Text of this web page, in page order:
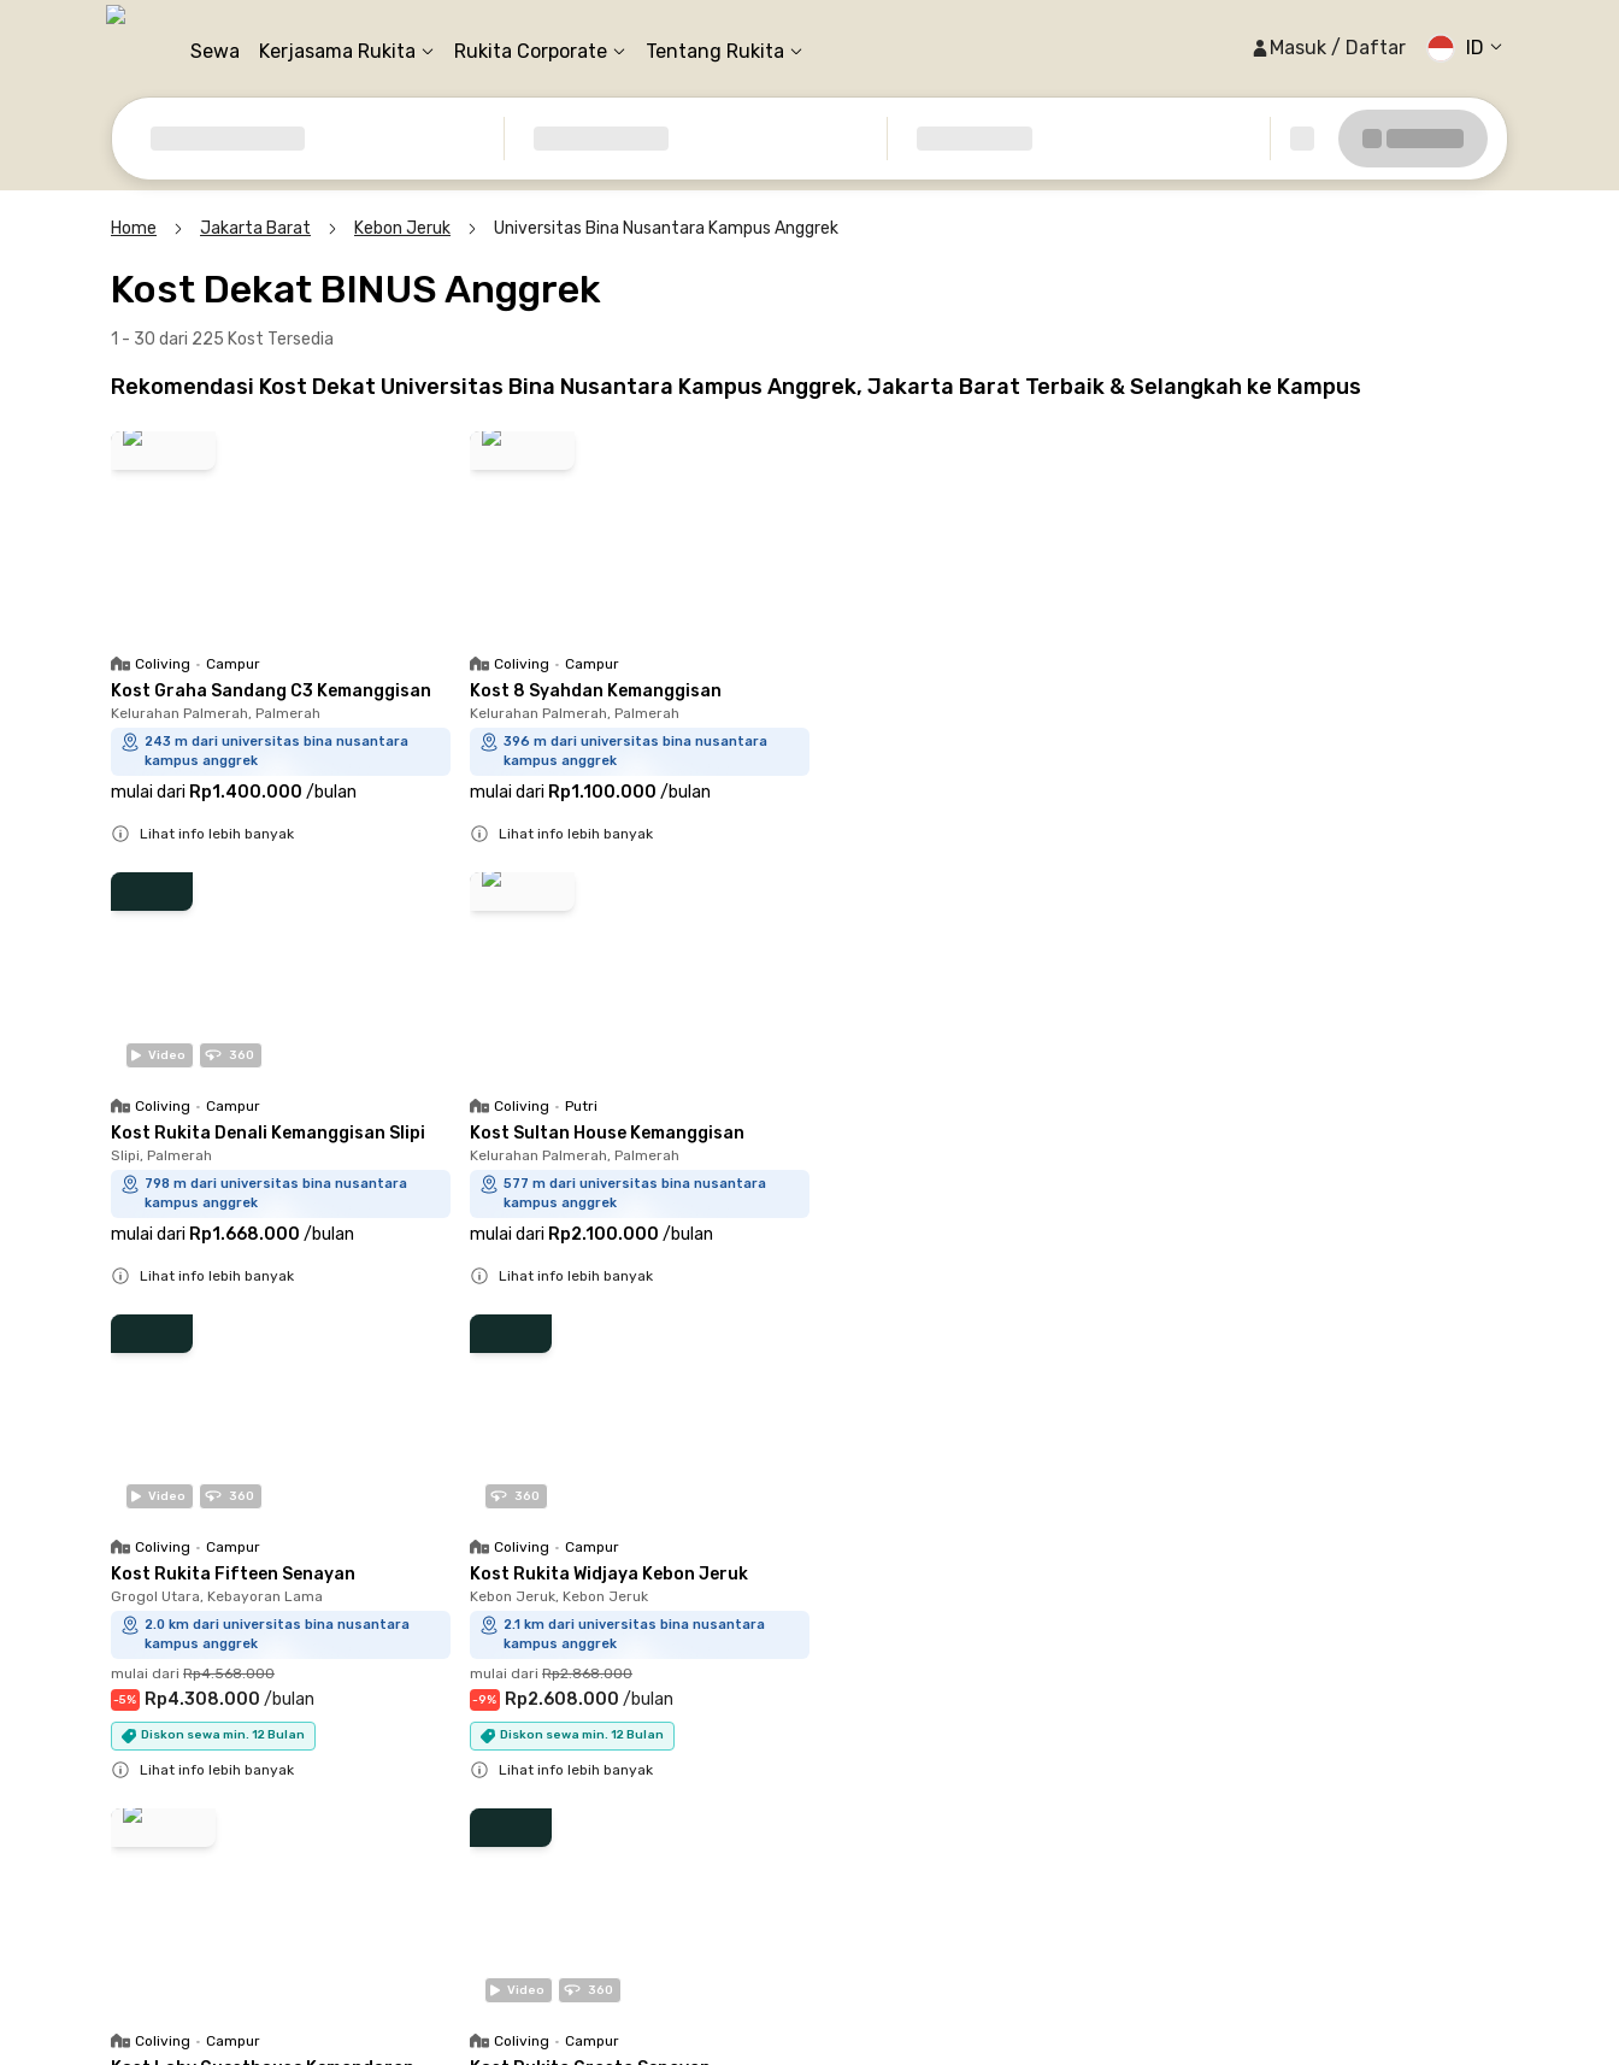
Sewa Kerjasama Rukita Rukita Corporate Tentang Rukita Masuk / Daftar ID
Home Jakarta Barat Kebon Jeruk Universitas Bina Nusantara Kampus Anggrek
Kost Dekat BINUS Anggrek
1 - 30 dari 225 Kost Tersedia
Rekomendasi Kost Dekat Universitas Bina Nusantara Kampus Anggrek, Jakarta Barat Terbaik & Selangkah ke Kampus
Coliving • Campur
Kost Graha Sandang C3 Kemanggisan
Kelurahan Palmerah, Palmerah
243 m dari universitas bina nusantara
kampus anggrek
mulai dari Rp1.400.000 /bulan
Lihat info lebih banyak
Coliving • Campur
Kost 8 Syahdan Kemanggisan
Kelurahan Palmerah, Palmerah
396 m dari universitas bina nusantara
kampus anggrek
mulai dari Rp1.100.000 /bulan
Lihat info lebih banyak
Video 360
Coliving • Campur
Kost Rukita Denali Kemanggisan Slipi
Slipi, Palmerah
798 m dari universitas bina nusantara
kampus anggrek
mulai dari Rp1.668.000 /bulan
Lihat info lebih banyak
Coliving • Putri
Kost Sultan House Kemanggisan
Kelurahan Palmerah, Palmerah
577 m dari universitas bina nusantara
kampus anggrek
mulai dari Rp2.100.000 /bulan
Lihat info lebih banyak
Video 360
Coliving • Campur
Kost Rukita Fifteen Senayan
Grogol Utara, Kebayoran Lama
2.0 km dari universitas bina nusantara
kampus anggrek
mulai dari Rp4.568.000
-5% Rp4.308.000 /bulan
Diskon sewa min. 12 Bulan
Lihat info lebih banyak
360
Coliving • Campur
Kost Rukita Widjaya Kebon Jeruk
Kebon Jeruk, Kebon Jeruk
2.1 km dari universitas bina nusantara
kampus anggrek
mulai dari Rp2.868.000
-9% Rp2.608.000 /bulan
Diskon sewa min. 12 Bulan
Lihat info lebih banyak
Coliving • Campur
Video 360
Coliving • Campur